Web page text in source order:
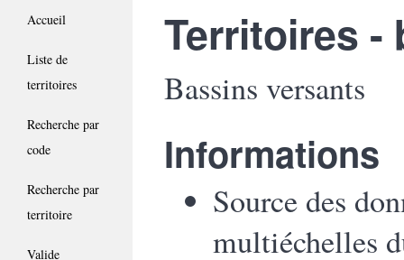
Accueil
Liste de
territoires
Recherche par
code
Recherche par
territoire
Valide
Territoires -
Bassins versants
Informations
Source des
multiéchelles